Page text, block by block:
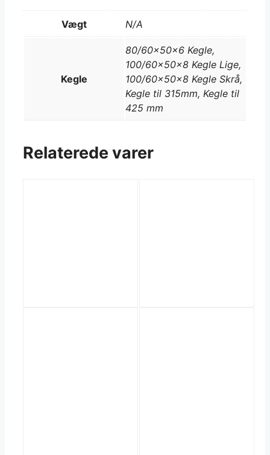
Vægt N/A
Kegle
80/60x50x6 Kegle,
100/60x50x8 Kegle Lige,
100/60x50x8 Kegle Skrå,
Kegle til 315mm, Kegle til
425 mm
Relaterede varer